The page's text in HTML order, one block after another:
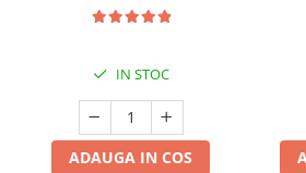
IN STOC
ADAUGA IN COS